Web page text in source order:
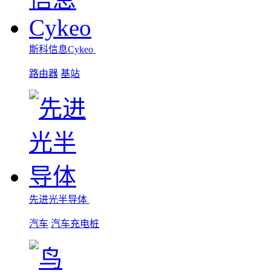
斯科信息Cykeo
路由器 基站
先进光半导体
汽车 汽车充电桩